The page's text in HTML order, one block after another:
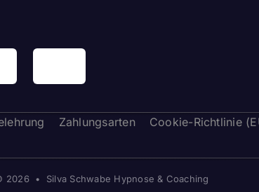
Zahlungsarten Cookie-Richtlinie
2026 • Silva Schwabe Hypnose & Coaching